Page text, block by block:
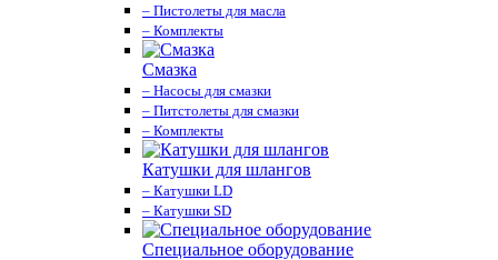
– Пистолеты для масла
– Комплекты
Смазка
– Насосы для смазки
– Питстолеты для смазки
– Комплекты
Катушки для шлангов
– Катушки LD
– Катушки SD
Специальное оборудование